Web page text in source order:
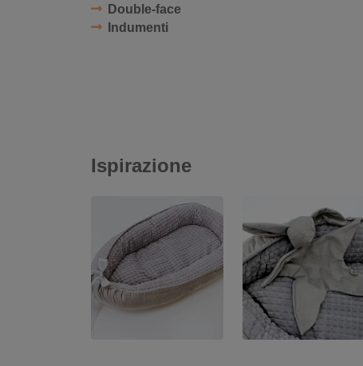
Double-face
Indumenti
Ispirazione